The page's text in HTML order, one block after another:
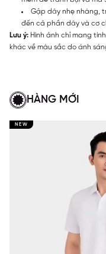
Gập dây nhẹ nhàng,
đến cả phần dây và cơ
Lưu ý: Hình ảnh chỉ mang
khác về màu sắc do ánh
HÀNG MỚI
NEW